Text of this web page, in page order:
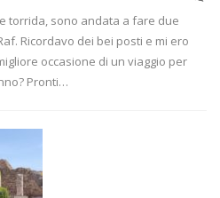
torrida, sono andata a fare due
Ricordavo dei bei posti e mi ero
occasione di un viaggio per
Pronti…